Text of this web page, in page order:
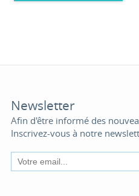
Newsletter
Afin d'être informé des
Inscrivez-vous à notre